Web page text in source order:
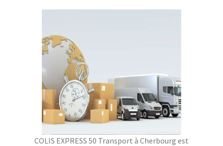
COLIS EXPRESS 50 Transport à Cherbourg est